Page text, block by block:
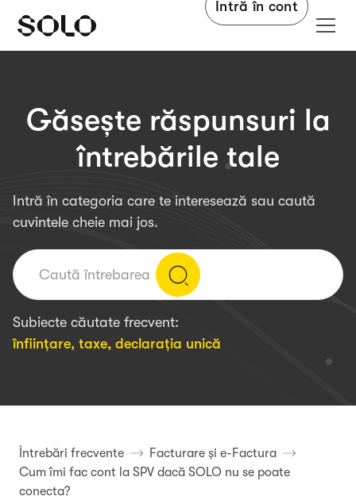
Intră în cont
Găsește răspunsuri la
întrebările tale
Intră în categoria care te interesează sau caută
cuvintele cheie mai jos.
Subiecte căutate frecvent:
înființare, taxe, declarația unică
Întrebări frecvente
Facturare și e-Factura
Cum îmi fac cont la SPV dacă SOLO nu se poate
conecta?